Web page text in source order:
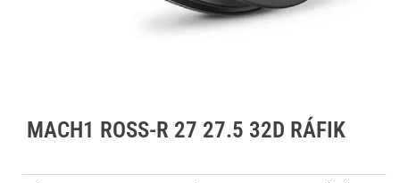
MACH1 ROSS-R 27 27.5 32D RÁFIK